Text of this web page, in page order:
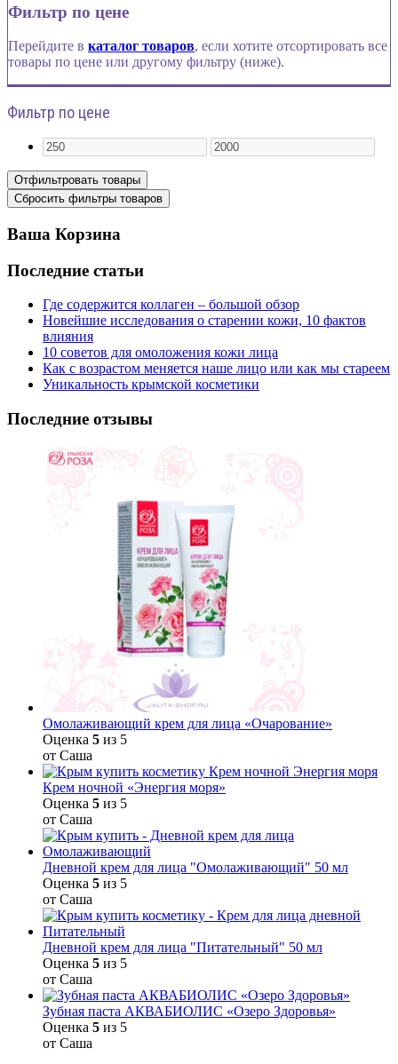
Фильтр по цене
Перейдите в каталог товаров, если хотите отсортировать все
товары по цене или другому фильтру (ниже).
Фильтр по цене
Ваша Корзина
Последние статьи
Где содержится коллаген – большой обзор
Новейшие исследования о старении кожи, 10 фактов
влияния
10 советов для омоложения кожи лица
Как с возрастом меняется наше лицо или как мы стареем
Уникальность крымской косметики
Последние отзывы
Омолаживающий крем для лица «Очарование»
Оценка 5 из 5
от Саша
Крем ночной «Энергия моря»
Оценка 5 из 5
от Саша
Дневной крем для лица "Омолаживающий" 50 мл
Оценка 5 из 5
от Саша
Дневной крем для лица "Питательный" 50 мл
Оценка 5 из 5
от Саша
Зубная паста АКВАБИОЛИС «Озеро Здоровья»
Оценка 5 из 5
от Саша